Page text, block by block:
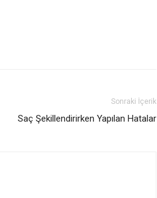
Sonraki İçerik
Saç Şekillendirirken Yapılan Hatalar